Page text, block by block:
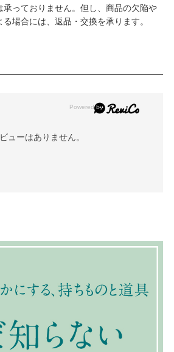
承っておりません。但し、商品の欠陥や
場合には、返品・交換を承ります。
ューはありません。